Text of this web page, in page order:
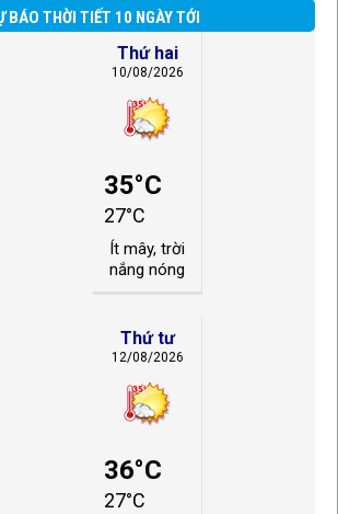
BÁO THỜI TIẾT 10 NGÀY TỚI
Thứ hai
10/08/2026
35°C
27°C
Ít mây, trời
nắng nóng
Thứ tư
12/08/2026
36°C
27°C